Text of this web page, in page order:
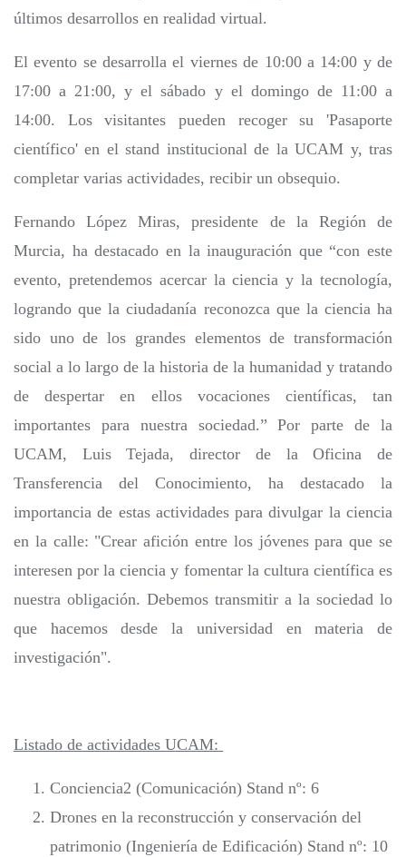
últimos desarrollos en realidad virtual.
El evento se desarrolla el viernes de 10:00 a 14:00 y de
17:00 a 21:00, y el sábado y el domingo de 11:00 a
14:00. Los visitantes pueden recoger su 'Pasaporte
científico' en el stand institucional de la UCAM y, tras
completar varias actividades, recibir un obsequio.
Fernando López Miras, presidente de la Región de
Murcia, ha destacado en la inauguración que “con este
evento, pretendemos acercar la ciencia y la tecnología,
logrando que la ciudadanía reconozca que la ciencia ha
sido uno de los grandes elementos de transformación
social a lo largo de la historia de la humanidad y tratando
de despertar en ellos vocaciones científicas, tan
importantes para nuestra sociedad.” Por parte de la
UCAM, Luis Tejada, director de la Oficina de
Transferencia del Conocimiento, ha destacado la
importancia de estas actividades para divulgar la ciencia
en la calle: "Crear afición entre los jóvenes para que se
interesen por la ciencia y fomentar la cultura científica es
nuestra obligación. Debemos transmitir a la sociedad lo
que hacemos desde la universidad en materia de
investigación".
Listado de actividades UCAM:
Conciencia2 (Comunicación) Stand nº: 6
Drones en la reconstrucción y conservación del
patrimonio (Ingeniería de Edificación) Stand nº: 10